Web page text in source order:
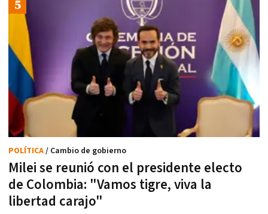
Milei se reunió con el presidente electo
de Colombia: "Vamos tigre, viva la
libertad carajo"
POLÍTICA/ Cambio de gobierno